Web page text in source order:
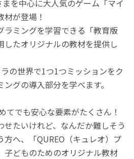
を中心に大人気のゲーム「マイ
が登場！
ラミングを学習できる「教育版
したオリジナルの教材を提供し
の世界で1つ1つミッションをク
グの導入部分を学べます。
でも安心な要素がたくさん！
せたいけれど、なんだか難しそう
へ、「QUREO（キュレオ）プ
子どものためのオリジナル教材